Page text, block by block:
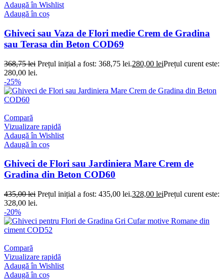
Adaugă în Wishlist
Adaugă în coș
Ghiveci sau Vaza de Flori medie Crem de Gradina
sau Terasa din Beton COD69
368,75lei Prețul inițial a fost: 368,75 lei.280,00 leiPrețul curent este:
280,00 lei.
-25%
Compară
Vizualizare rapidă
Adaugă în Wishlist
Adaugă în coș
Ghiveci de Flori sau Jardiniera Mare Crem de
Gradina din Beton COD60
435,00lei Prețul inițial a fost: 435,00 lei.328,00 leiPrețul curent este:
328,00 lei.
-20%
Compară
Vizualizare rapidă
Adaugă în Wishlist
Adaugă în coș